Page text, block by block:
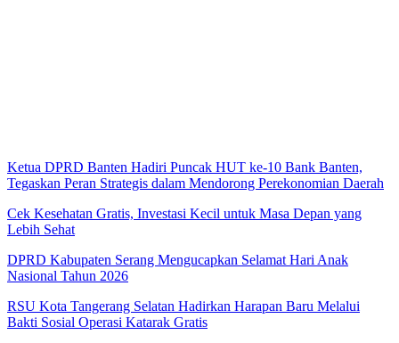
Ketua DPRD Banten Hadiri Puncak HUT ke-10 Bank Banten,
Tegaskan Peran Strategis dalam Mendorong Perekonomian Daerah
Cek Kesehatan Gratis, Investasi Kecil untuk Masa Depan yang
Lebih Sehat
DPRD Kabupaten Serang Mengucapkan Selamat Hari Anak
Nasional Tahun 2026
RSU Kota Tangerang Selatan Hadirkan Harapan Baru Melalui
Bakti Sosial Operasi Katarak Gratis